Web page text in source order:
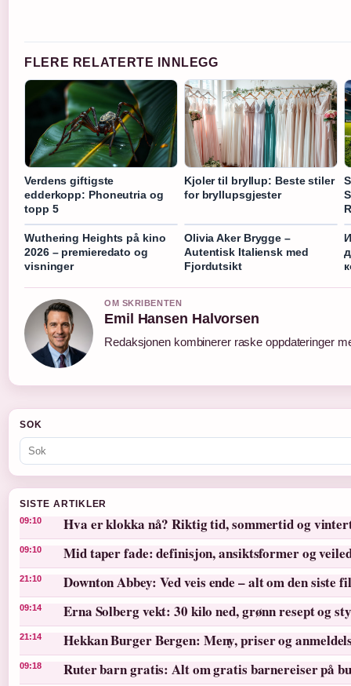
FLERE RELATERTE INNLEGG
Verdens giftigste
edderkopp: Phoneutria og
topp 5
Kjoler til bryllup: Beste stiler
for bryllupsgjester
Wuthering Heights på kino
2026 – premieredato og
visninger
Olivia Aker Brygge –
Autentisk Italiensk med
Fjordutsikt
OM SKRIBENTEN
Emil Hansen Halvorsen
Redaksjonen kombinerer raske oppdateringer
SOK
SISTE ARTIKLER
09:10 Hva er klokka nå? Riktig tid, sommertid og
09:10 Mid taper fade: definisjon, ansiktsformer og
21:10 Downton Abbey: Ved veis ende – alt om den siste
09:14 Erna Solberg vekt: 30 kilo ned, grønn resept og
21:14 Hekkan Burger Bergen: Meny, priser og
09:18 Ruter barn gratis: Alt om gratis barnereiser på